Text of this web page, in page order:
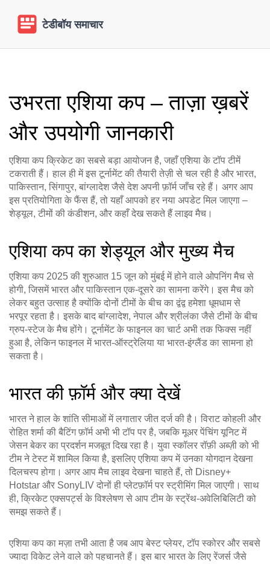
उभरता एशिया कप – ताज़ा ख़बरें
और उपयोगी जानकारी
एशिया कप क्रिकेट का सबसे बड़ा आयोजन है, जहाँ एशिया के टॉप टीमें
टकराती हैं। हाल ही में इस टूर्नामेंट की तैयारी तेज़ी से चल रही है और भारत,
पाकिस्तान, सिंगापुर, बांग्लादेश जैसे देश अपनी फ़ॉर्म जाँच रहे हैं। अगर आप
इस प्रतियोगिता के फैंस हैं, तो यहाँ आपको हर नया अपडेट मिल जाएगा –
शेड्यूल, टीमों की कंडीशन, और कहाँ देख सकते हैं लाइव मैच।
एशिया कप का शेड्यूल और मुख्य मैच
एशिया कप 2025 की शुरुआत 15 जून को मुंबई में होने वाले ओपनिंग मैच से
होगी, जिसमें भारत और पाकिस्तान एक-दूसरे का सामना करेंगे। इस मैच को
लेकर बहुत उत्साह है क्योंकि दोनों टीमों के बीच का द्वंद्व हमेशा धूमधाम से
भरपूर रहता है। इसके बाद बांग्लादेश, नेपाल और श्रीलंका जैसे टीमों के बीच
ग्रुप‑स्टेज के मैच होंगे। टूर्नामेंट के फाइनल का चार्ट अभी तक फिक्स नहीं
हुआ है, लेकिन फाइनल में भारत-ऑस्ट्रेलिया या भारत-इंग्लैंड का सामना हो
सकता है।
भारत की फ़ॉर्म और क्या देखें
भारत ने हाल के शांति सीमाओं में लगातार जीत दर्ज की है। विराट कोहली और
रोहित शर्मा की बैटिंग फ़ॉर्म अभी भी टॉप पर है, जबकि मूअर पेंचिंग यूनिट में
जेसन बेकर का प्रदर्शन मजबूत दिख रहा है। युवा स्कॉलर रॉफ़ी अब्ज़ी को भी
टीम ने टेस्ट में शामिल किया है, इसलिए एशिया कप में उनका योगदान देखना
दिलचस्प होगा। अगर आप मैच लाइव देखना चाहते हैं, तो Disney+
Hotstar और SonyLIV दोनों ही प्लेटफ़ॉर्म पर स्ट्रीमिंग मिल जाएगी। साथ
ही, क्रिकेट एक्सपर्ट्स के विश्लेषण से आप टीम के स्ट्रेंथ‑अवेलिबिलिटी को
समझ सकते हैं।
एशिया कप का मज़ा तभी आता है जब आप बेस्ट प्लेयर, टॉप स्कोरर और सबसे
ज्यादा विकेट लेने वाले को पहचानते हैं। इस बार भारत के लिए रेंजर्स जैसे